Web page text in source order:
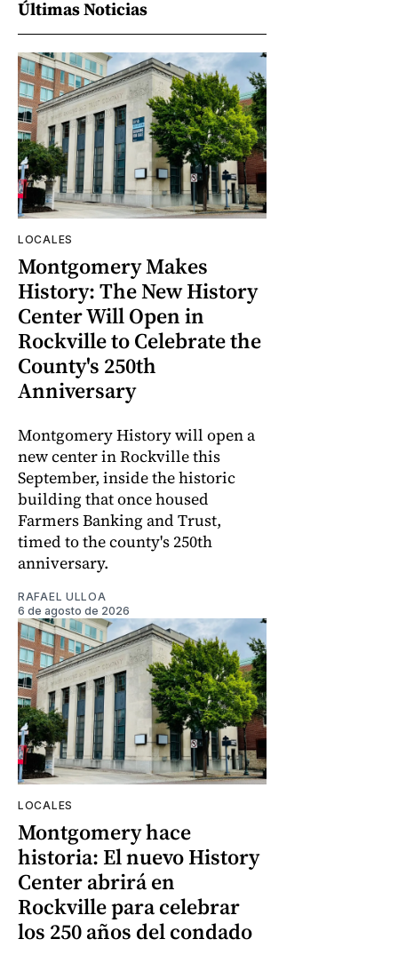
Últimas Noticias
LOCALES
Montgomery Makes
History: The New History
Center Will Open in
Rockville to Celebrate the
County's 250th
Anniversary
Montgomery History will open a
new center in Rockville this
September, inside the historic
building that once housed
Farmers Banking and Trust,
timed to the county's 250th
anniversary.
RAFAEL ULLOA
6 de agosto de 2026
LOCALES
Montgomery hace
historia: El nuevo History
Center abrirá en
Rockville para celebrar
los 250 años del condado